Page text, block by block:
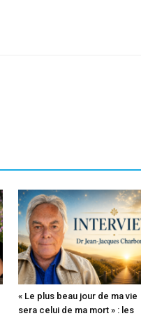
« Le plus beau jour de ma vie
sera celui de ma mort » : les